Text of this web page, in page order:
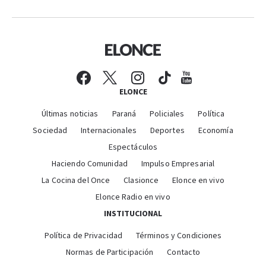
ELONCE
Últimas noticias Paraná Policiales
Política
Sociedad
Internacionales Deportes
Economía
Espectáculos
Haciendo Comunidad
Impulso Empresarial
La Cocina del Once
Clasionce
Elonce en vivo
Elonce Radio en vivo
INSTITUCIONAL
Política de Privacidad
Términos y Condiciones
Normas de Participación
Contacto